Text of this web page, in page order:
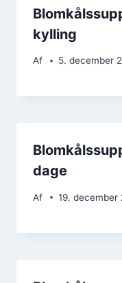
kylling
Af 5. december
dage
Af 19. december